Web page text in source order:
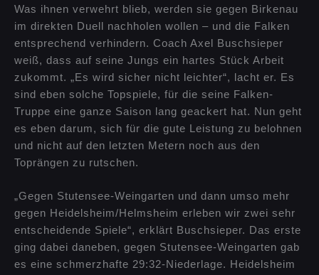
Was ihnen verwehrt blieb, werden sie gegen Birkenau
im direkten Duell nachholen wollen – und die Falken
entsprechend verhindern. Coach Axel Buschsieper
weiß, dass auf seine Jungs ein hartes Stück Arbeit
zukommt. „Es wird sicher nicht leichter“, lacht er. Es
sind eben solche Topspiele, für die seine Falken-
Truppe eine ganze Saison lang geackert hat. Nun geht
es eben darum, sich für die gute Leistung zu belohnen
und nicht auf den letzten Metern noch aus den
Toprängen zu rutschen.
„Gegen Stutensee-Weingarten und dann umso mehr
gegen Heidelsheim/Helmsheim erleben wir zwei sehr
entscheidende Spiele“, erklärt Buschsieper. Das erste
ging dabei daneben, gegen Stutensee-Weingarten gab
es eine schmerzhafte 29:32-Niederlage. Heidelsheim